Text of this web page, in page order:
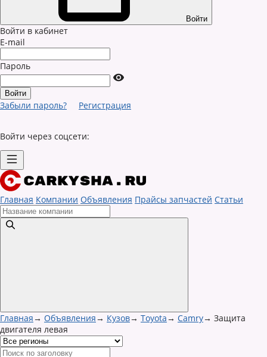
Войти
Войти в кабинет
E-mail
Пароль
Забыли пароль? Регистрация
Войти через соцсети:
Главная Компании Объявления Прайсы запчастей Статьи
Главная→ Объявления→ Кузов→ Toyota→ Camry→ Защита
двигателя левая